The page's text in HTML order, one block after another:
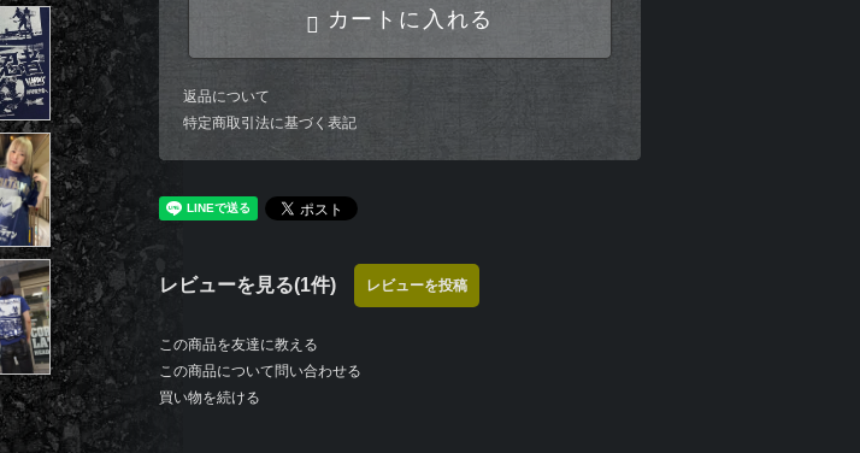
カートに入れる
返品について
特定商取引法に基づく表記
レビューを見る(1件) レビューを投稿
この商品を友達に教える
この商品について問い合わせる
買い物を続ける